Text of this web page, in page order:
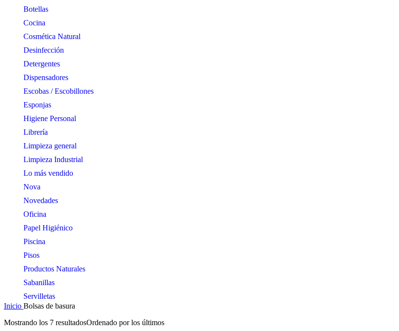
Botellas
Cocina
Cosmética Natural
Desinfección
Detergentes
Dispensadores
Escobas / Escobillones
Esponjas
Higiene Personal
Librería
Limpieza general
Limpieza Industrial
Lo más vendido
Nova
Novedades
Oficina
Papel Higiénico
Piscina
Pisos
Productos Naturales
Sabanillas
Servilletas
Inicio Bolsas de basura
Mostrando los 7 resultadosOrdenado por los últimos